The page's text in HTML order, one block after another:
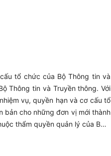
tổ chức của Bộ Thông tin và
Thông tin và Truyền thông. Với
vụ, quyền hạn và cơ cấu tổ
bản cho những đơn vị mới thành
thẩm quyền quản lý của Bộ...
vị, tổ chức và cá nhân có hoạt